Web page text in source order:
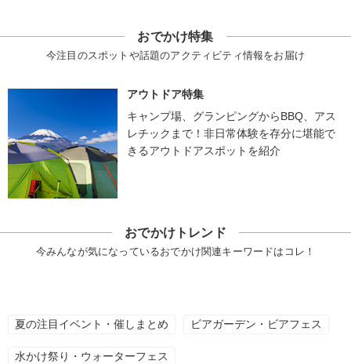
おでかけ特集
今注目のスポットや話題のアクティビティ情報をお届け
アウトドア特集
キャンプ場、グランピングからBBQ、アス
レチックまで！非日常体験を存分に堪能で
きるアウトドアスポットを紹介
おでかけトレンド
今みんなが気になっているおでかけ関連キーワードはコレ！
夏の注目イベント・催しまとめ ビアガーデン・ビアフェス
水かけ祭り・ウォーターフェス